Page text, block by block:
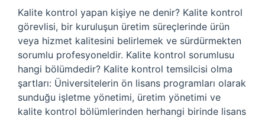
Kalite kontrol yapan kişiye ne denir? Kalite kontrol
görevlisi, bir kuruluşun üretim süreçlerinde ürün
veya hizmet kalitesini belirlemek ve sürdürmekten
sorumlu profesyoneldir. Kalite kontrol sorumlusu
hangi bölümdedir? Kalite kontrol temsilcisi olma
şartları: Üniversitelerin ön lisans programları olarak
sunduğu işletme yönetimi, üretim yönetimi ve
kalite kontrol bölümlerinden herhangi birinde lisans